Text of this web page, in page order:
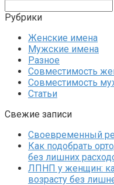
Рубрики
Женские имена
Мужские имена
Разное
Совместимость
Совместимость
Статьи
Свежие записи
Своевременный
Как подобрать
без лишних
ЛПНП у женщин:
возрасту без